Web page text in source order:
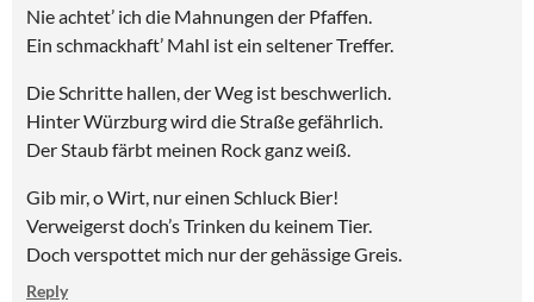
Nie achtet’ ich die Mahnungen der Pfaffen.
Ein schmackhaft’ Mahl ist ein seltener Treffer.
Die Schritte hallen, der Weg ist beschwerlich.
Hinter Würzburg wird die Straße gefährlich.
Der Staub färbt meinen Rock ganz weiß.
Gib mir, o Wirt, nur einen Schluck Bier!
Verweigerst doch’s Trinken du keinem Tier.
Doch verspottet mich nur der gehässige Greis.
Reply